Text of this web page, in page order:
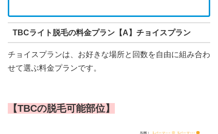
TBCライト脱毛の料金プラン【A】チョイスプラン
チョイスプランは、お好きな場所と回数を自由に組み合わ
せて選ぶ料金プランです。
【TBCの脱毛可能部位】